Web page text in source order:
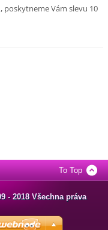
poskytneme Vám slevu 10
To Top
- 2018 Všechna práva